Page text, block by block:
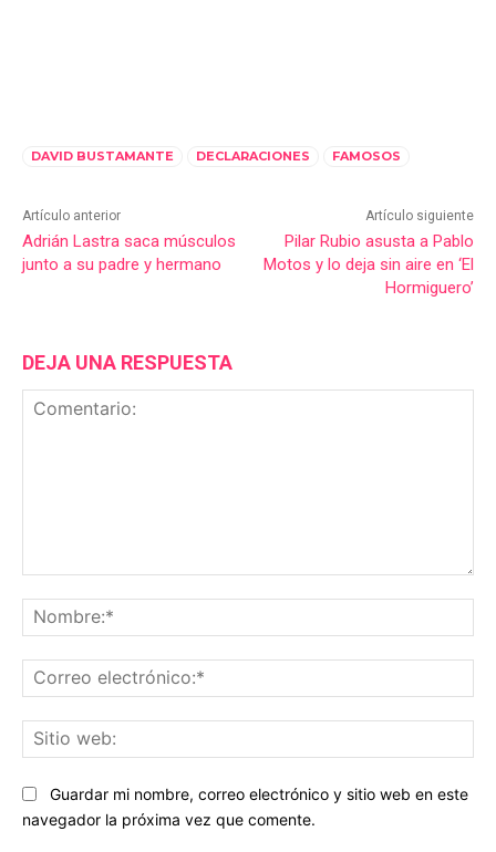
DAVID BUSTAMANTE DECLARACIONES FAMOSOS
Artículo anterior
Adrián Lastra saca músculos
junto a su padre y hermano
Artículo siguiente
Pilar Rubio asusta a Pablo
Motos y lo deja sin aire en ‘El
Hormiguero’
DEJA UNA RESPUESTA
Guardar mi nombre, correo electrónico y sitio web en este
navegador la próxima vez que comente.